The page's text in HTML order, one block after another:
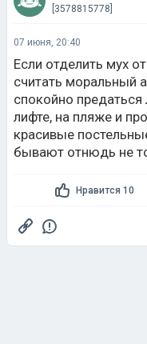
[3578815778]
07 июня, 20:40
Если отделить мух
считать моральный
спокойно
лифте, на пляже и
красивые
бывают отнюдь не
Нравится 10